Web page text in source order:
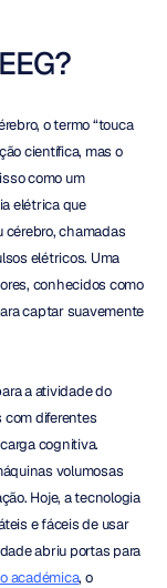
o termo “touca
científica, mas o
como um
elétrica que
cérebro, chamadas
elétricos. Uma
conhecidos como
captar suavemente
a atividade do
diferentes
cognitiva.
volumosas
Hoje, a tecnologia
e fáceis de usar
abriu portas para
académica, o